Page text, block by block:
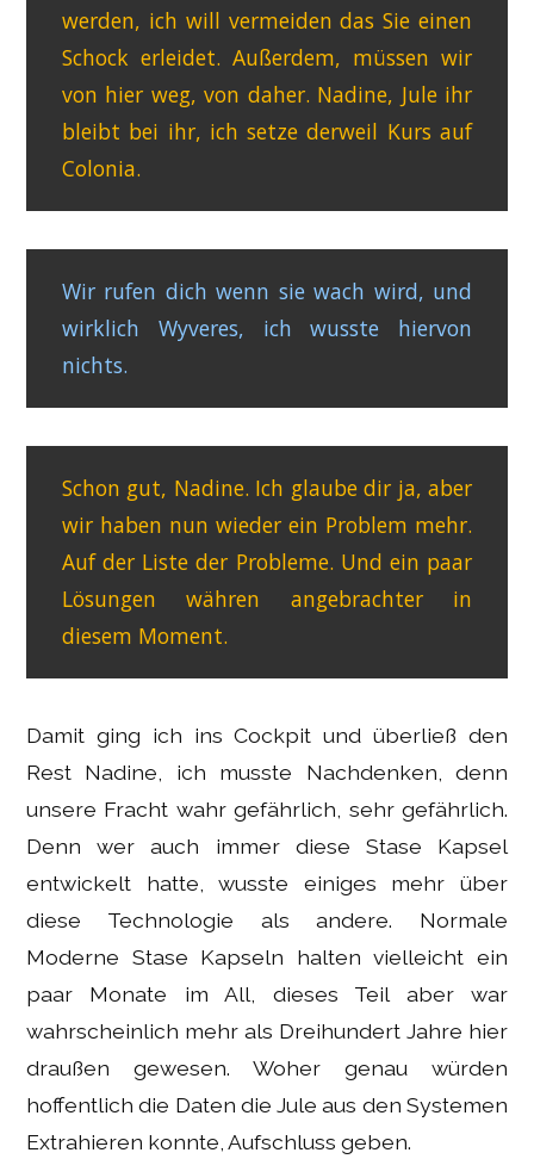
werden, ich will vermeiden das Sie einen
Schock erleidet. Außerdem, müssen wir
von hier weg, von daher. Nadine, Jule ihr
bleibt bei ihr, ich setze derweil Kurs auf
Colonia.
Wir rufen dich wenn sie wach wird, und
wirklich Wyveres, ich wusste hiervon
nichts.
Schon gut, Nadine. Ich glaube dir ja, aber
wir haben nun wieder ein Problem mehr.
Auf der Liste der Probleme. Und ein paar
Lösungen währen angebrachter in
diesem Moment.
Damit ging ich ins Cockpit und überließ den
Rest Nadine, ich musste Nachdenken, denn
unsere Fracht wahr gefährlich, sehr gefährlich.
Denn wer auch immer diese Stase Kapsel
entwickelt hatte, wusste einiges mehr über
diese Technologie als andere. Normale
Moderne Stase Kapseln halten vielleicht ein
paar Monate im All, dieses Teil aber war
wahrscheinlich mehr als Dreihundert Jahre hier
draußen gewesen. Woher genau würden
hoffentlich die Daten die Jule aus den Systemen
Extrahieren konnte, Aufschluss geben.